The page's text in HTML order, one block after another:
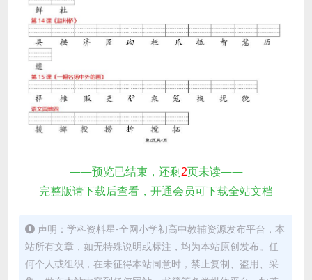
——预览已结束，还剩2页未读——
完整版请下载后查看，开通会员可下载全站文档
声明：学科资料星-全网小学初高中教辅资源发布平台，本
站所有文章，如无特殊说明或标注，均为本站原创发布。任
何个人或组织，在未征得本站同意时，禁止复制、盗用、采